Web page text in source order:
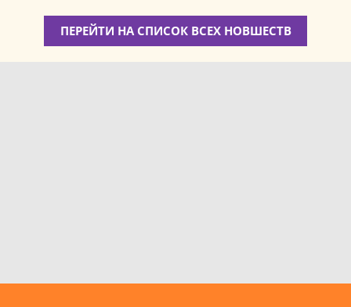
ПЕРЕЙТИ НА СПИСОК ВСЕХ НОВШЕСТВ